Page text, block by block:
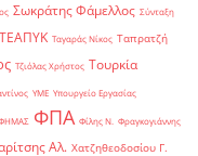
Σωκράτης Φάμελλος Σύνταξη
ΤΕΑΠΥΚ Ταγαράς Νίκος Ταπρατζή
Τζιόλας Χρήστος Τουρκία
ΥΜΕ Υπουργείο Εργασίας
ΦΠΑ Φίλης Ν. Φραγκογιάννης
Αλ. Χατζηθεοδοσίου Γ.